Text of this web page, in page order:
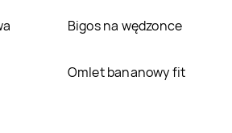
Bigos na wędzonce
Omlet bananowy fit